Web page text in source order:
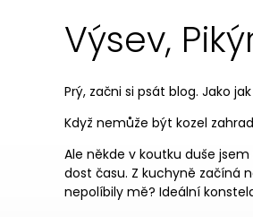
Výsev,
Prý, začni si psát blog. Jako
Když nemůže být kozel
Ale někde v koutku duše
dost času. Z kuchyně začíná
nepolíbily mě? Ideální